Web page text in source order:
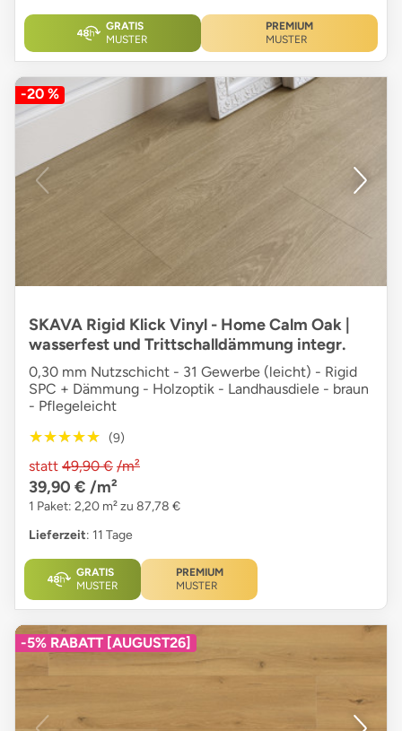
GRATIS
MUSTER
PREMIUM
MUSTER
-20 %
SKAVA Rigid Klick Vinyl - Home Calm Oak |
wasserfest und Trittschalldämmung integr.
0,30 mm Nutzschicht - 31 Gewerbe (leicht) - Rigid
SPC + Dämmung - Holzoptik - Landhausdiele - braun
- Pflegeleicht
★★★★★
★★★★★ (9)
statt 49,90 € /m²
39,90 € /m²
1 Paket: 2,20 m² zu 87,78 €
Lieferzeit: 11 Tage
GRATIS
MUSTER
PREMIUM
MUSTER
-5% RABATT [AUGUST26]